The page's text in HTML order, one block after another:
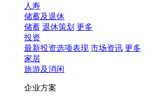
人寿
储蓄及退休
储蓄 退休策划 更多
投资
最新投资选项表现 市场资讯 更多
家居
旅游及消闲
企业方案